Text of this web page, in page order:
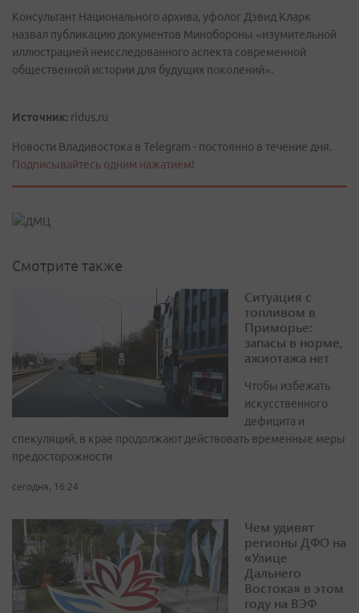
Консультант Национального архива, уфолог Дэвид Кларк
назвал публикацию документов Минобороны «изумительной
иллюстрацией неисследованного аспекта современной
общественной истории для будущих поколений».
Источник: ridus.ru
Новости Владивостока в Telegram - постоянно в течение дня.
Подписывайтесь одним нажатием!
Смотрите также
Ситуация с
топливом в
Приморье:
запасы в норме,
ажиотажа нет
Чтобы избежать
искусственного
дефицита и
спекуляций, в крае продолжают действовать временные меры
предосторожности
сегодня, 16:24
Чем удивят
регионы ДФО на
«Улице
Дальнего
Востока» в этом
году на ВЭФ